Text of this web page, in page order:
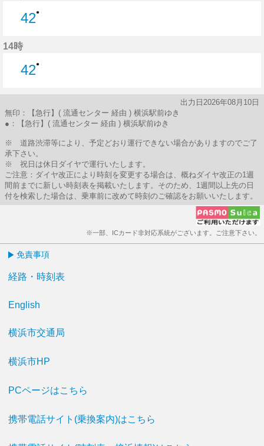
42●
14時
42●
出力日2026年08月10日
無印：【急行】( 流通センター 経由 ) 横浜駅前ゆき
●：【急行】( 流通センター 経由 ) 横浜駅前ゆき
※ 道路渋滞等により、予定どおり運行できない場合がありますのでご了
承下さい。
※ 祝日は休日ダイヤで運行いたします。
ご注意：ダイヤ改正により時刻を変更する場合は、概ねダイヤ改正の1週
間前までに新しい時刻表を掲載いたします。そのため、1週間以上先の日
付を検索した場合は、乗車前に改めて時刻のご確認をお願いいたします。
※一部、ICカード非対応系統がございます。ご注意下さい。
免責事項
経路・時刻表
English
横浜市交通局
横浜市HP
PCページはこちら
携帯電話サイト(乗換案内)はこちら